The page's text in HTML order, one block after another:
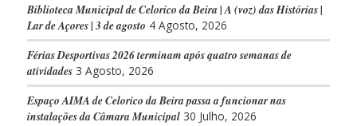
Biblioteca Municipal de Celorico da Beira | A (voz) das Histórias |
Lar de Açores | 3 de agosto 4 Agosto, 2026
Férias Desportivas 2026 terminam após quatro semanas de
atividades 3 Agosto, 2026
Espaço AIMA de Celorico da Beira passa a funcionar nas
instalações da Câmara Municipal 30 Julho, 2026